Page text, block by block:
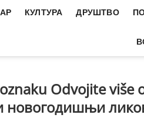
КУЛТУРА ДРУШТВО
Odvojite više
новогодишњи